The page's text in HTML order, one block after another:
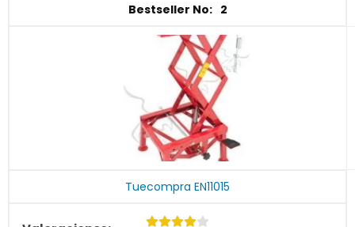
2
Tuecompra EN11015